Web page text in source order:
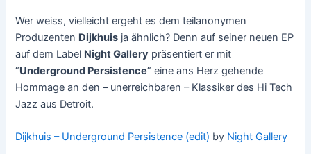
Wer weiss, vielleicht ergeht es dem teilanonymen
Produzenten Dijkhuis ja ähnlich? Denn auf seiner neuen EP
auf dem Label Night Gallery präsentiert er mit
“Underground Persistence” eine ans Herz gehende
Hommage an den – unerreichbaren – Klassiker des Hi Tech
Jazz aus Detroit.
Dijkhuis – Underground Persistence (edit) by Night Gallery